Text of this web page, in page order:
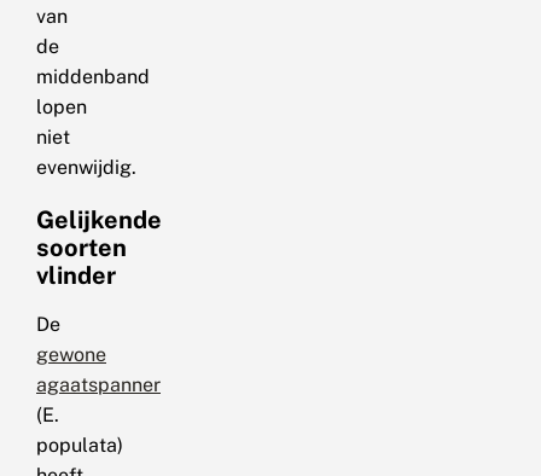
van
de
middenband
lopen
niet
evenwijdig.
Gelijkende
soorten
vlinder
De
gewone
agaatspanner
(E.
populata)